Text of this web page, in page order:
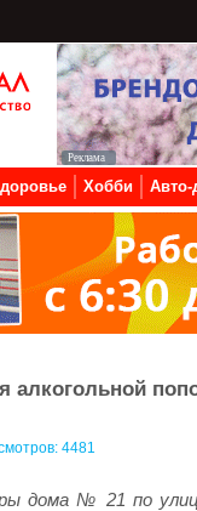
Хобби Авто-
алкогольной
4481
дома № 21 по